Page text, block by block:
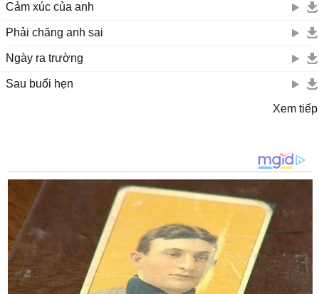
Cảm xúc của anh
Phải chăng anh sai
Ngày ra trường
Sau buổi hẹn
Xem tiếp